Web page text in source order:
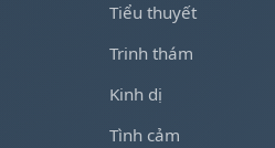
Tiểu thuyết
Trinh thám
Kinh dị
Tình cảm